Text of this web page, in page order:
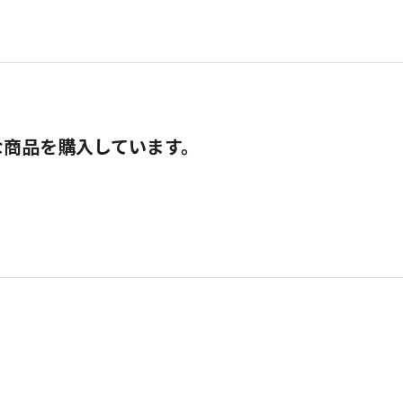
品を購入しています。